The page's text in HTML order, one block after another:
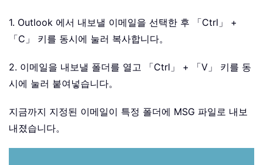
1. Outlook 에서 내보낼 이메일을 선택한 후 「Ctrl」 +
「C」 키를 동시에 눌러 복사합니다。
2. 이메일을 내보낼 폴더를 열고 「Ctrl」 + 「V」 키를 동
시에 눌러 붙여넣습니다。
지금까지 지정된 이메일이 특정 폴더에 MSG 파일로 내보
내졌습니다。